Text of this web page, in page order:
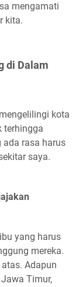
mengamati
kita.
di Dalam
kota
terhingga
ada rasa harus
saya.
yang harus
mereka.
Adapun
Timur,